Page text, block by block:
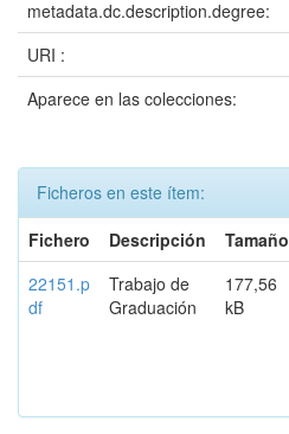
metadata.dc.description.degree:
URI :
Aparece en las colecciones:
Ficheros en este ítem:
Fichero
Descripción Tamaño
22151.p
df
Trabajo de
Graduación
177,56
kB